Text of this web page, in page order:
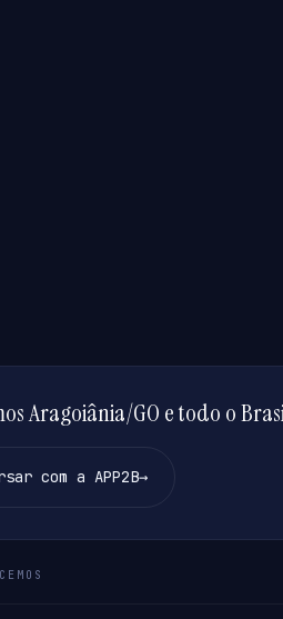
Aragoiânia/GO e todo o
com a APP2B→